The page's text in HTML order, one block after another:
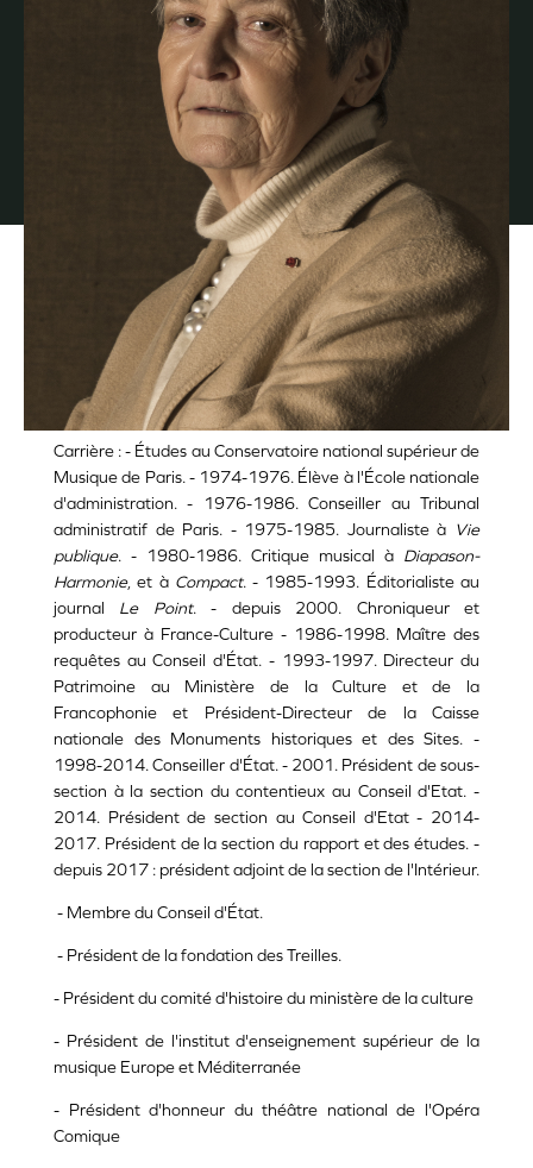
Carrière : - Études au Conservatoire national supérieur de
Musique de Paris. - 1974-1976. Élève à l'École nationale
d'administration. - 1976-1986. Conseiller au Tribunal
administratif de Paris. - 1975-1985. Journaliste à Vie
publique. - 1980-1986. Critique musical à Diapason-
Harmonie, et à Compact. - 1985-1993. Éditorialiste au
journal Le Point. - depuis 2000. Chroniqueur et
producteur à France-Culture - 1986-1998. Maître des
requêtes au Conseil d'État. - 1993-1997. Directeur du
Patrimoine au Ministère de la Culture et de la
Francophonie et Président-Directeur de la Caisse
nationale des Monuments historiques et des Sites. -
1998-2014. Conseiller d'État. - 2001. Président de sous-
section à la section du contentieux au Conseil d'Etat. -
2014. Président de section au Conseil d'Etat - 2014-
2017. Président de la section du rapport et des études. -
depuis 2017 : président adjoint de la section de l'Intérieur.
- Membre du Conseil d'État.
- Président de la fondation des Treilles.
- Président du comité d'histoire du ministère de la culture
- Président de l'institut d'enseignement supérieur de la
musique Europe et Méditerranée
- Président d'honneur du théâtre national de l'Opéra
Comique